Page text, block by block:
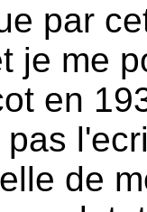
par
je me
en
de